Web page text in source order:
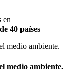
en
40 países
medio ambiente.